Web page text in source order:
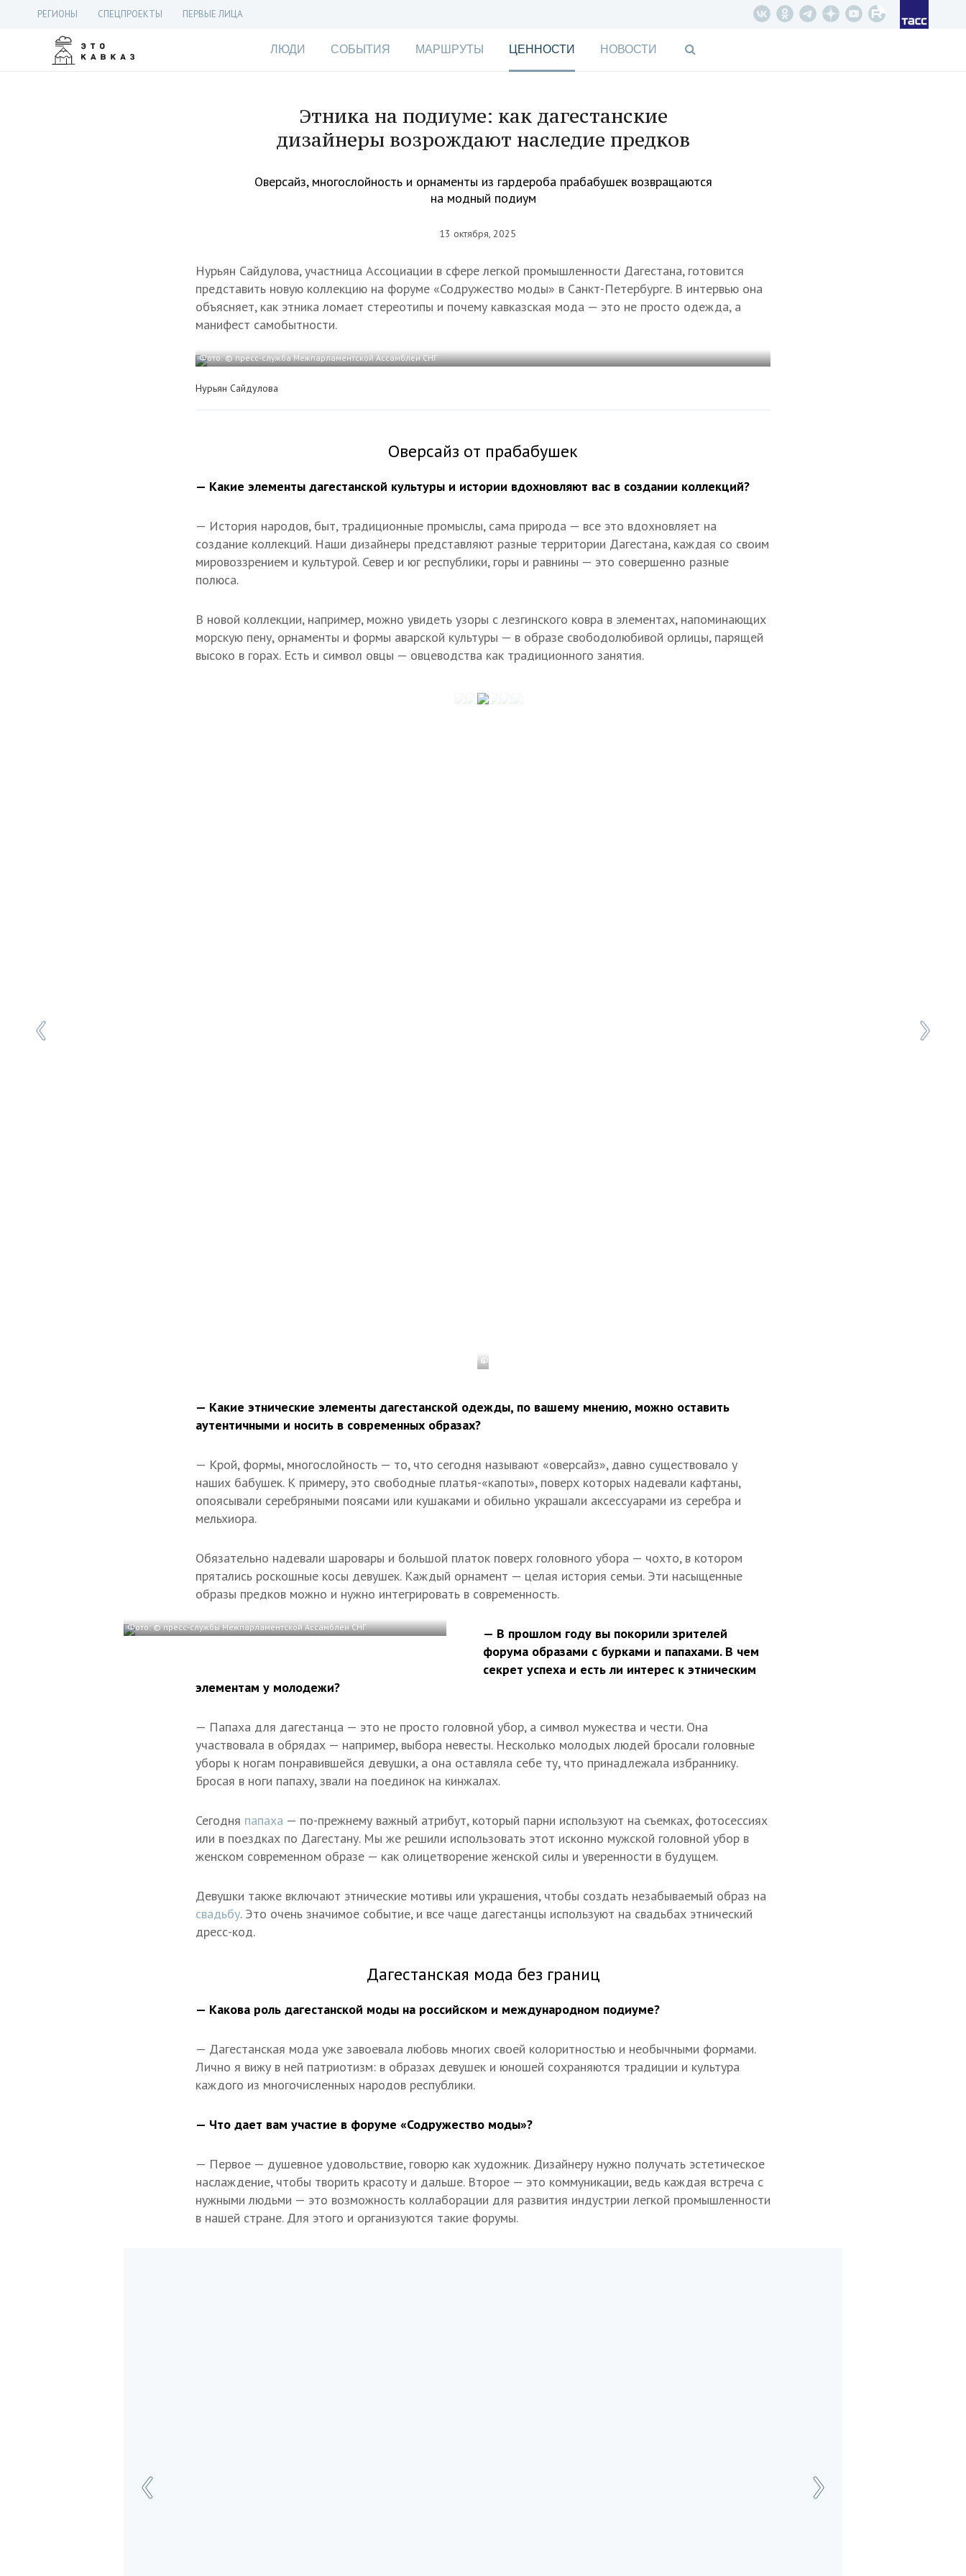
РЕГИОНЫ СПЕЦПРОЕКТЫ ПЕРВЫЕ ЛИЦА
ЛЮДИ СОБЫТИЯ МАРШРУТЫ ЦЕННОСТИ НОВОСТИ
Этника на подиуме: как дагестанские
дизайнеры возрождают наследие предков
Оверсайз, многослойность и орнаменты из гардероба прабабушек возвращаются
на модный подиум
13 октября, 2025
Нурьян Сайдулова, участница Ассоциации в сфере легкой промышленности Дагестана, готовится
представить новую коллекцию на форуме «Содружество моды» в Санкт-Петербурге. В интервью она
объясняет, как этника ломает стереотипы и почему кавказская мода — это не просто одежда, а
манифест самобытности.
Фото: © пресс-служба Межпарламентской Ассамблеи СНГ
Нурьян Сайдулова
Оверсайз от прабабушек
— Какие элементы дагестанской культуры и истории вдохновляют вас в создании коллекций?
— История народов, быт, традиционные промыслы, сама природа — все это вдохновляет на
создание коллекций. Наши дизайнеры представляют разные территории Дагестана, каждая со своим
мировоззрением и культурой. Север и юг республики, горы и равнины — это совершенно разные
полюса.
В новой коллекции, например, можно увидеть узоры с лезгинского ковра в элементах, напоминающих
морскую пену, орнаменты и формы аварской культуры — в образе свободолюбивой орлицы, парящей
высоко в горах. Есть и символ овцы — овцеводства как традиционного занятия.
Фото: © пресс-служба Межпарламентской Ассамблеи СНГ
1 / 6
— Какие этнические элементы дагестанской одежды, по вашему мнению, можно оставить
аутентичными и носить в современных образах?
— Крой, формы, многослойность — то, что сегодня называют «оверсайз», давно существовало у
наших бабушек. К примеру, это свободные платья-«капоты», поверх которых надевали кафтаны,
опоясывали серебряными поясами или кушаками и обильно украшали аксессуарами из серебра и
мельхиора.
Обязательно надевали шаровары и большой платок поверх головного убора — чохто, в котором
прятались роскошные косы девушек. Каждый орнамент — целая история семьи. Эти насыщенные
образы предков можно и нужно интегрировать в современность.
Фото: © пресс-службы Межпарламентской Ассамблеи СНГ
— В прошлом году вы покорили зрителей
форума образами с бурками и папахами. В чем
секрет успеха и есть ли интерес к этническим
элементам у молодежи?
— Папаха для дагестанца — это не просто головной убор, а символ мужества и чести. Она
участвовала в обрядах — например, выбора невесты. Несколько молодых людей бросали головные
уборы к ногам понравившейся девушки, а она оставляла себе ту, что принадлежала избраннику.
Бросая в ноги папаху, звали на поединок на кинжалах.
Сегодня папаха — по-прежнему важный атрибут, который парни используют на съемках, фотосессиях
или в поездках по Дагестану. Мы же решили использовать этот исконно мужской головной убор в
женском современном образе — как олицетворение женской силы и уверенности в будущем.
Девушки также включают этнические мотивы или украшения, чтобы создать незабываемый образ на
свадьбу. Это очень значимое событие, и все чаще дагестанцы используют на свадьбах этнический
дресс-код.
Дагестанская мода без границ
— Какова роль дагестанской моды на российском и международном подиуме?
— Дагестанская мода уже завоевала любовь многих своей колоритностью и необычными формами.
Лично я вижу в ней патриотизм: в образах девушек и юношей сохраняются традиции и культура
каждого из многочисленных народов республики.
— Что дает вам участие в форуме «Содружество моды»?
— Первое — душевное удовольствие, говорю как художник. Дизайнеру нужно получать эстетическое
наслаждение, чтобы творить красоту и дальше. Второе — это коммуникации, ведь каждая встреча с
нужными людьми — это возможность коллаборации для развития индустрии легкой промышленности
в нашей стране. Для этого и организуются такие форумы.